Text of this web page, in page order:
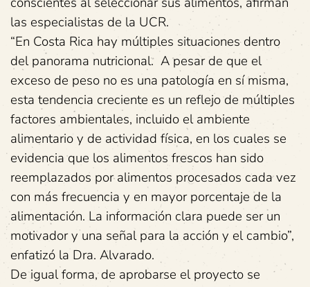
las especialistas de la UCR.
“En Costa Rica hay múltiples situaciones dentro
del panorama nutricional. A pesar de que el
exceso de peso no es una patología en sí misma,
esta tendencia creciente es un reflejo de múltiples
factores ambientales, incluido el ambiente
alimentario y de actividad física, en los cuales se
evidencia que los alimentos frescos han sido
reemplazados por alimentos procesados cada vez
con más frecuencia y en mayor porcentaje de la
alimentación. La información clara puede ser un
motivador y una señal para la acción y el cambio”,
enfatizó la Dra. Alvarado.
De igual forma, de aprobarse el proyecto se